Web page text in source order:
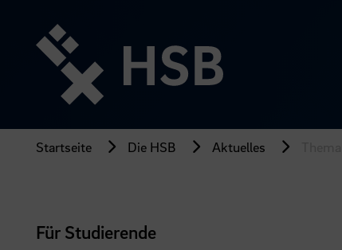
Seiteninhalt
springen
Startseite Die HSB Aktuelles
Für Studierende